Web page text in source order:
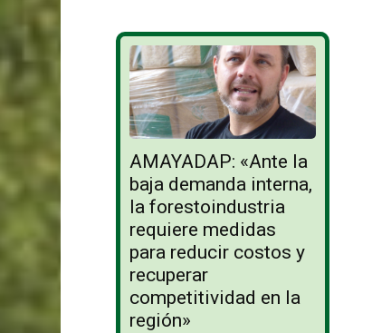
AMAYADAP: «Ante la
baja demanda interna,
la forestoindustria
requiere medidas
para reducir costos y
recuperar
competitividad en la
región»